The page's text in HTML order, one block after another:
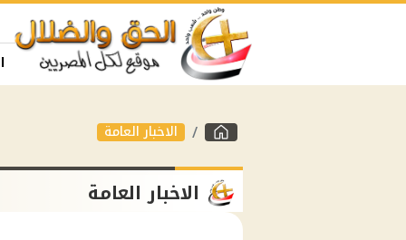
الاخبار العامة
الاخبار العامة